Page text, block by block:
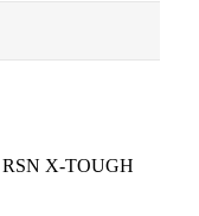
RSN X-TOUGH